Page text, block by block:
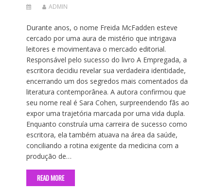
ADMIN
Durante anos, o nome Freida McFadden esteve
cercado por uma aura de mistério que intrigava
leitores e movimentava o mercado editorial.
Responsável pelo sucesso do livro A Empregada, a
escritora decidiu revelar sua verdadeira identidade,
encerrando um dos segredos mais comentados da
literatura contemporânea. A autora confirmou que
seu nome real é Sara Cohen, surpreendendo fãs ao
expor uma trajetória marcada por uma vida dupla.
Enquanto construía uma carreira de sucesso como
escritora, ela também atuava na área da saúde,
conciliando a rotina exigente da medicina com a
produção de…
READ MORE